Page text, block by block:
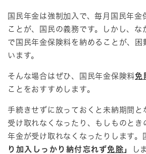
国民年金は強制加入で、毎月国民年金
ことが、国民の義務です。しかし、な
で国民年金保険料を納めることが、困
います。
そんな場合はぜひ、国民年金保険料免
ことをおすすめします。
手続きせずに放っておくと未納期間と
受け取れなくなったり、もしものとき
年金が受け取れなくなったりします。
り加入しっかり納付忘れず免除 」 し